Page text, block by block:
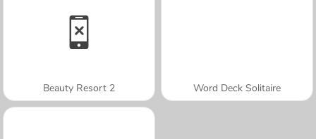
Beauty Resort 2 Word Deck Solitaire